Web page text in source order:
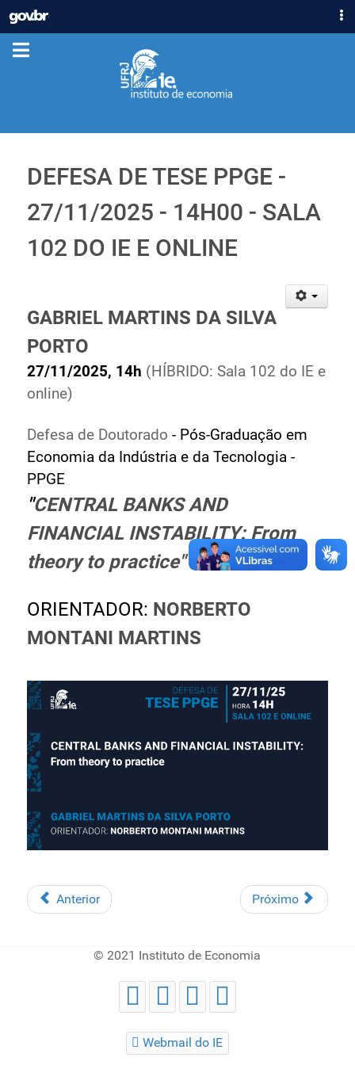
GOVBR
ACESSO À INFORMAÇÃO
Ministério da Justiça e Segurança Pública
Ministério das Relações Exteriores
Ministério da Economia
Ministério da Infraestrutura
Ministério da Agricultura, Pecuária e Abastecimento
Ministério da Cidadania
Ministério da Saúde
Ministério de Minas e Energia
Ministério da Ciência, Tecnologia, Inovações e
Ministério do Meio Ambiente
Ministério do Turismo
Ministério do Desenvolvimento Regional
Controladoria-Geral da União
Ministério da Mulher, da Família e dos Direitos Humanos
Secretaria-Geral
Secretaria de Governo
Advocacia-Geral da União
Banco Central do Brasil
DEFESA DE TESE PPGE -
27/11/2025 - 14H00 - SALA
102 DO IE E ONLINE
GABRIEL MARTINS DA SILVA
PORTO
27/11/2025, 14h (HÍBRIDO: Sala 102 do IE e
online)
Defesa de Doutorado - Pós-Graduação em
Economia da Indústria e da Tecnologia -
PPGE
"CENTRAL BANKS AND
FINANCIAL INSTABILITY: From
theory to practice"
ORIENTADOR: NORBERTO
MONTANI MARTINS
Anterior Próximo
© 2021 Instituto de Economia
Webmail do IE